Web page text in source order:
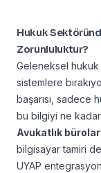
Hukuk
Zorunluluktur?
Geleneksel hukuk
sistemlere
başarısı, sadece
bu bilgiyi ne
Avukatlık
bilgisayar tamiri
UYAP